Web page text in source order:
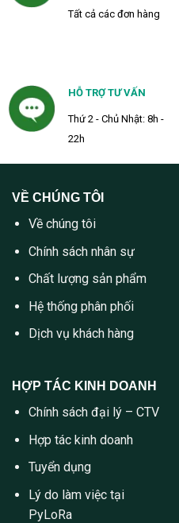
Tất cả các đơn hàng
HỖ TRỢ TƯ VẤN
Thứ 2 - Chủ Nhật: 8h -
22h
VỀ CHÚNG TÔI
Về chúng tôi
Chính sách nhân sự
Chất lượng sản phẩm
Hệ thống phân phối
Dịch vụ khách hàng
HỢP TÁC KINH DOANH
Chính sách đại lý – CTV
Hợp tác kinh doanh
Tuyển dụng
Lý do làm việc tại
PyLoRa